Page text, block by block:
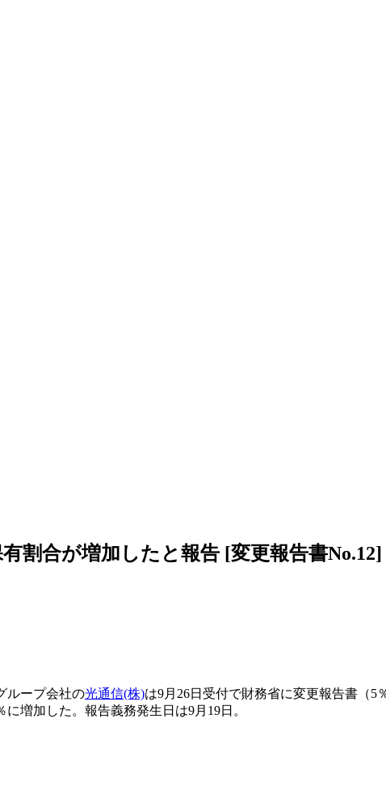
割合が増加したと報告 [変更報告書No.12]
ループ会社の光通信(株)は9月26日受付で財務省に変更報告書（5
増加した。報告義務発生日は9月19日。